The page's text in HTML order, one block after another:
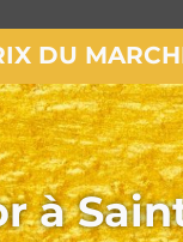
DU
à